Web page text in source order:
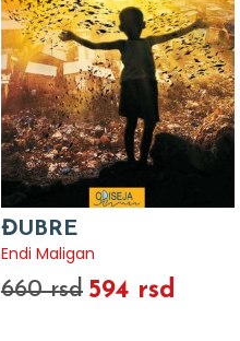
ĐUBRE
Endi Maligan
660 rsd 594 rsd